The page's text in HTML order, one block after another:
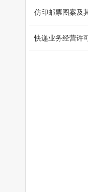
仿印邮票图案及
快递业务经营许